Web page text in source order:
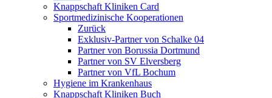
Knappschaft Kliniken Card
Sportmedizinische Kooperationen
Zurück
Exklusiv-Partner von Schalke 04
Partner von Borussia Dortmund
Partner von SV Elversberg
Partner von VfL Bochum
Hygiene im Krankenhaus
Knappschaft Kliniken Buch